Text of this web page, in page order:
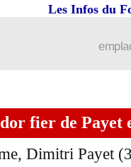
Les Infos du
fier de Payet
Dimitri Payet
pas encore à
le but gag